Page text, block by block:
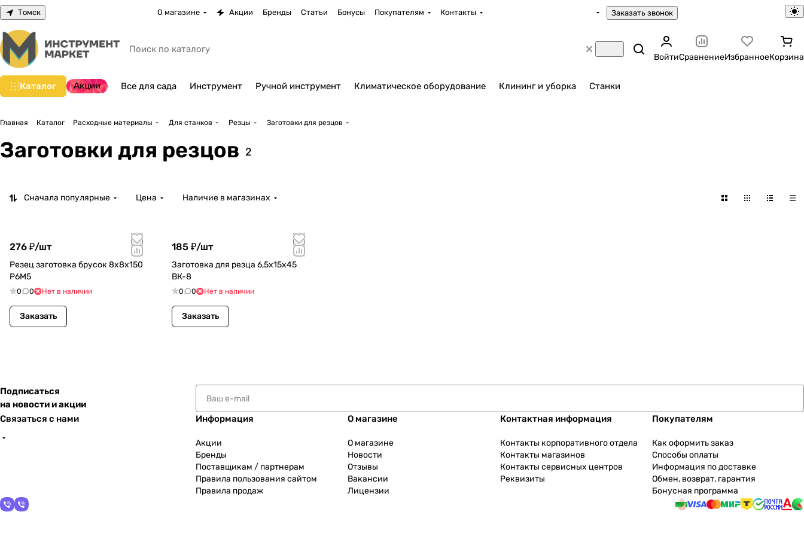
Томск О магазине Акции Бренды Статьи Бонусы Покупателям Контакты Заказать звонок
ВойтиСравнениеИзбранноеКорзина
Каталог Акции Все для сада Инструмент Ручной инструмент Климатическое оборудование Клининг и уборка Станки
Главная Каталог Расходные материалы Для станков Резцы Заготовки для резцов
Заготовки для резцов 2
Сначала популярные Цена Наличие в магазинах
276 ₽/шт
Резец заготовка брусок 8х8х150
Р6М5
0 0 Нет в наличии
Заказать
185 ₽/шт
Заготовка для резца 6,5х15х45
ВК-8
0 0 Нет в наличии
Заказать
Подписаться
на новости и акции
Связаться с нами
Информация
Акции
Бренды
Поставщикам / партнерам
Правила пользования сайтом
Правила продаж
О магазине
О магазине
Новости
Отзывы
Вакансии
Лицензии
Контактная информация
Контакты корпоративного отдела
Контакты магазинов
Контакты сервисных центров
Реквизиты
Покупателям
Как оформить заказ
Способы оплаты
Информация по доставке
Обмен, возврат, гарантия
Бонусная программа